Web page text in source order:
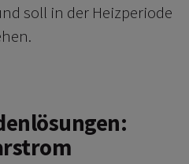
soll in der Heizperiode